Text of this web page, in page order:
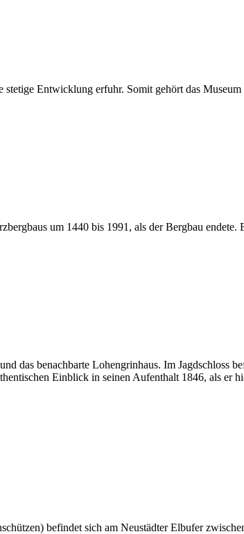
Entwicklung erfuhr. Somit gehört das Museum
um 1440 bis 1991, als der Bergbau endete.
das benachbarte Lohengrinhaus. Im Jagdschloss
Einblick in seinen Aufenthalt 1846, als er
befindet sich am Neustädter Elbufer